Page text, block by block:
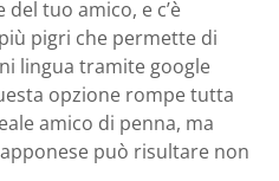
del tuo amico, e c’è
pigri che permette di
lingua tramite google
opzione rompe tutta
amico di penna, ma
può risultare non